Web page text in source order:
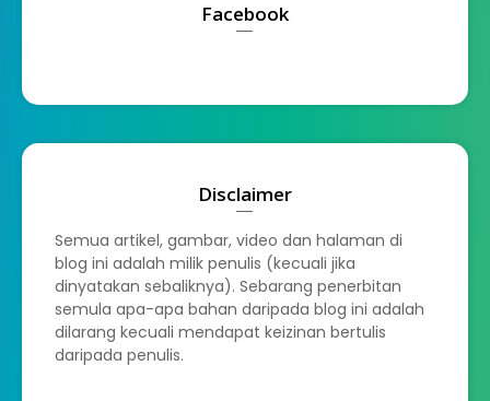
Facebook
Disclaimer
Semua artikel, gambar, video dan halaman di
blog ini adalah milik penulis (kecuali jika
dinyatakan sebaliknya). Sebarang penerbitan
semula apa-apa bahan daripada blog ini adalah
dilarang kecuali mendapat keizinan bertulis
daripada penulis.